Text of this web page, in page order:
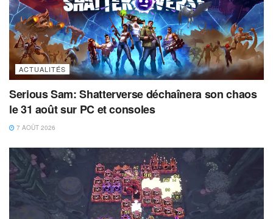
ACTUALITÉS
Serious Sam: Shatterverse déchaînera son chaos
le 31 août sur PC et consoles
7 AOÛT 2026